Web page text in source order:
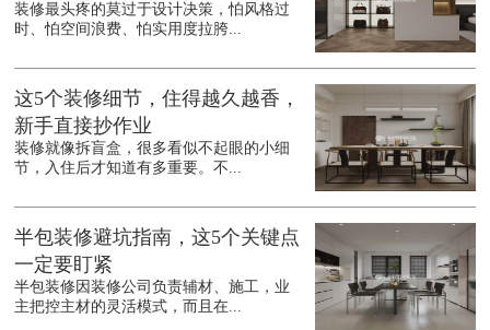
装修最头疼的莫过于设计决策，怕风格过
时、怕空间浪费、怕实用度拉胯...
这5个装修细节，住得越久越香，
新手直接抄作业
装修就像拆盲盒，很多看似不起眼的小细
节，入住后才知道有多重要。不...
半包装修避坑指南，这5个关键点
一定要盯紧
半包装修因装修公司负责辅材、施工，业
主把控主材的灵活模式，而且在...